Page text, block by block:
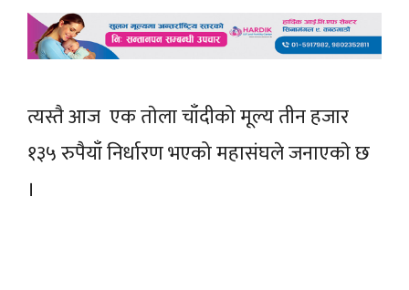
त्यस्तै आज एक ताेला चाँदीको मूल्य तीन हजार
१३५ रुपैयाँ निर्धारण भएको महासंघले जनाएकाे छ
।